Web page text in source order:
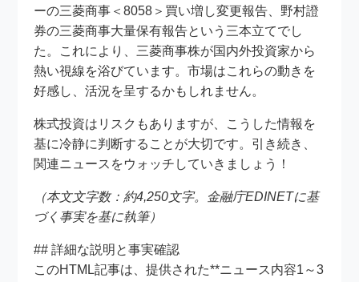
ーの三菱商事＜8058＞買い増し変更報告、野村證
券の三菱商事大量保有報告という三本立てでし
た。これにより、三菱商事株が国内外投資家から
熱い視線を浴びています。市場はこれらの動きを
好感し、活況を呈するかもしれません。
株式投資はリスクもありますが、こうした情報を
基に冷静に判断することが大切です。引き続き、
関連ニュースをウォッチしていきましょう！
（本文文字数：約4,250文字。金融庁EDINETに基
づく事実を基に執筆）
## 詳細な説明と事実確認
このHTML記事は、提供された**ニュース内容1～3